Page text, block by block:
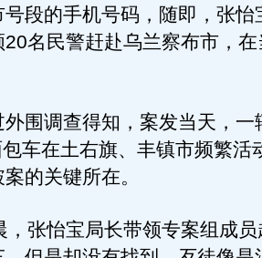
段的手机号码，随即，张怡
名民警赶赴乌兰察布市，
调查得知，案发当天，一
车在土右旗、丰镇市频繁活
的关键所在。
怡宝局长带领专案组成员